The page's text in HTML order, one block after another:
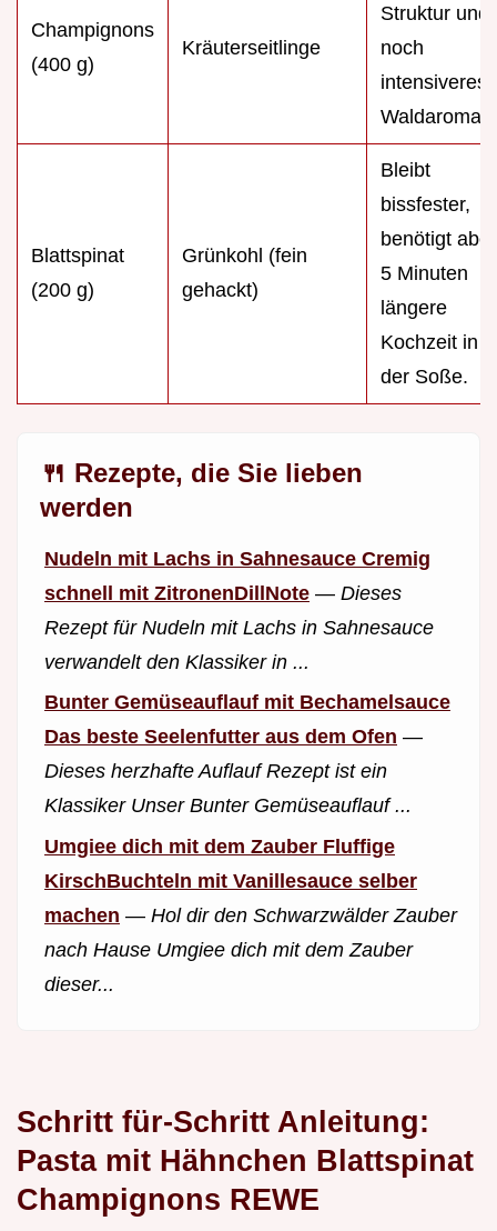
Champignons
(400 g)
Kräuterseitlinge
Struktur und
noch
intensiveres
Waldaroma.
Blattspinat
(200 g)
Grünkohl (fein
gehackt)
Bleibt
bissfester,
benötigt aber
5 Minuten
längere
Kochzeit in
der Soße.
🍴 Rezepte, die Sie lieben
werden
Nudeln mit Lachs in Sahnesauce Cremig
schnell mit ZitronenDillNote — Dieses
Rezept für Nudeln mit Lachs in Sahnesauce
verwandelt den Klassiker in ...
Bunter Gemüseauflauf mit Bechamelsauce
Das beste Seelenfutter aus dem Ofen —
Dieses herzhafte Auflauf Rezept ist ein
Klassiker Unser Bunter Gemüseauflauf ...
Umgiee dich mit dem Zauber Fluffige
KirschBuchteln mit Vanillesauce selber
machen — Hol dir den Schwarzwälder Zauber
nach Hause Umgiee dich mit dem Zauber
dieser...
Schritt für-Schritt Anleitung:
Pasta mit Hähnchen Blattspinat
Champignons REWE